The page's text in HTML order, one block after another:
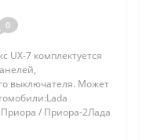
0
UX-7 комплектуется
выключателя. Может
/ Приора-2Лада